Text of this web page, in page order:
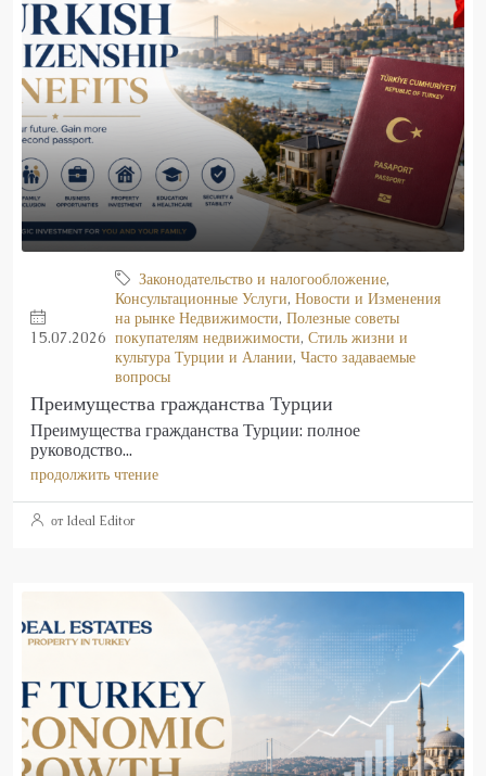
15.07.2026
Законодательство и налогообложение,
Консультационные Услуги, Новости и Изменения
на рынке Недвижимости, Полезные советы
покупателям недвижимости, Стиль жизни и
культура Турции и Алании, Часто задаваемые
вопросы
Преимущества гражданства Турции
Преимущества гражданства Турции: полное
руководство...
продолжить чтение
от Ideal Editor